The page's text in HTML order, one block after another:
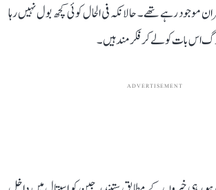
موجود رہے تھے۔ حالانکہ فی الحال کوئی کچھ بول نہیں رہا
اس بات کو لے کر فکرمند ہیں۔
ADVERTISEMENT